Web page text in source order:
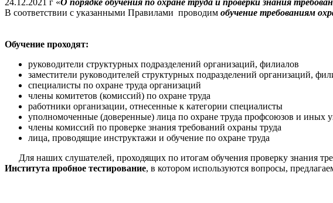
24.12.2021 г «О порядке обучения по охране труда и проверки знания
В соответствии с указанными Правилами проводим обучение требованиям
Обучение проходят:
руководители структурных подразделений организаций, филиалов
заместители руководителей структурных подразделений организаций,
специалисты по охране труда организаций
члены комитетов (комиссий) по охране труда
работники организации, отнесенные к категории специалисты
уполномоченные (доверенные) лица по охране труда профсоюзов и иных
члены комиссий по проверке знания требований охраны труда
лица, проводящие инструктажи и обучение по охране труда
Для наших слушателей, проходящих по итогам обучения проверку знания
Института пробное тестирование, в котором используются вопросы,